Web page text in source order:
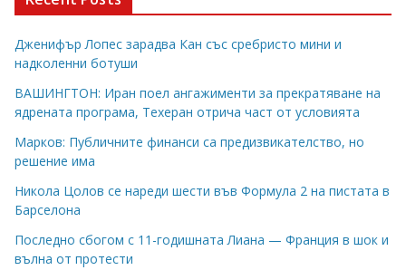
Дженифър Лопес зарадва Кан със сребристо мини и
надколенни ботуши
ВАШИНГТОН: Иран поел ангажименти за прекратяване на
ядрената програма, Техеран отрича част от условията
Марков: Публичните финанси са предизвикателство, но
решение има
Никола Цолов се нареди шести във Формула 2 на пистата в
Барселона
Последно сбогом с 11-годишната Лиана — Франция в шок и
вълна от протести